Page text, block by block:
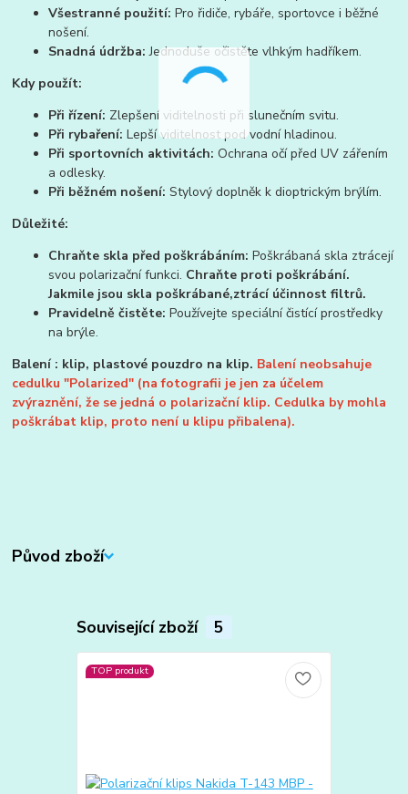
Všestranné použití: Pro řidiče, rybáře, sportovce i běžné
nošení.
Snadná údržba: Jednoduše očistěte vlhkým hadříkem.
Kdy použít:
Při řízení: Zlepšení viditelnosti při slunečním svitu.
Při rybaření: Lepší viditelnost pod vodní hladinou.
Při sportovních aktivitách: Ochrana očí před UV zářením
a odlesky.
Při běžném nošení: Stylový doplněk k dioptrickým brýlím.
Důležité:
Chraňte skla před poškrábáním: Poškrábaná skla ztrácejí
svou polarizační funkci. Chraňte proti poškrábání.
Jakmile jsou skla poškrábané,ztrácí účinnost filtrů.
Pravidelně čistěte: Používejte speciální čistící prostředky
na brýle.
Balení : klip, plastové pouzdro na klip. Balení neobsahuje
cedulku "Polarized" (na fotografii je jen za účelem
zvýraznění, že se jedná o polarizační klip. Cedulka by mohla
poškrábat klip, proto není u klipu přibalena).
Původ zboží
Související zboží 5
TOP produkt